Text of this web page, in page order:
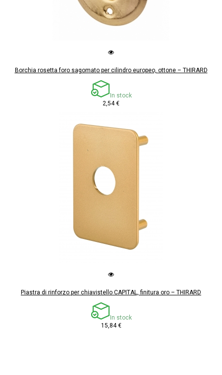
Borchia rosetta foro sagomato per cilindro europeo, ottone – THIRARD
In stock
2,54 €
Piastra di rinforzo per chiavistello CAPITAL, finitura oro – THIRARD
In stock
15,84 €